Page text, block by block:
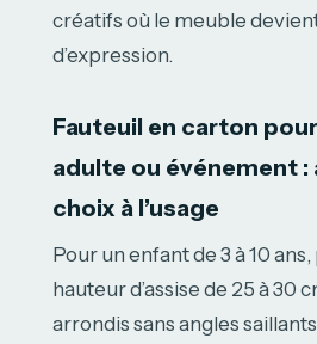
créatifs où le meuble
d’expression.
Fauteuil en carton
adulte ou événement :
choix à l’usage
Pour un enfant de 3 à 10
hauteur d’assise de 25 à 30
arrondis sans angles